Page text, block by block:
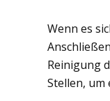
Wenn es
Reinigung
Stellen, um